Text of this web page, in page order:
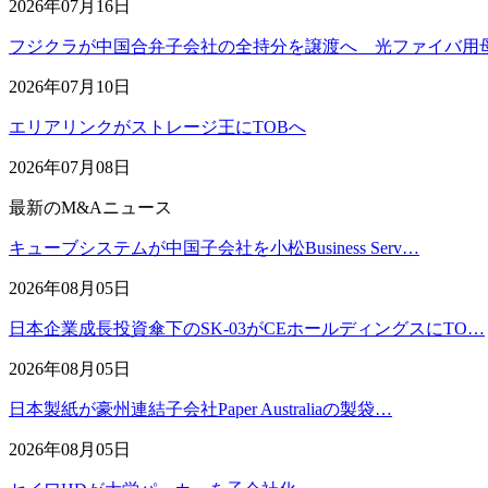
2026年07月16日
フジクラが中国合弁子会社の全持分を譲渡へ 光ファイバ
2026年07月10日
エリアリンクがストレージ王にTOBへ
2026年07月08日
最新のM&Aニュース
キューブシステムが中国子会社を小松Business Serv…
2026年08月05日
日本企業成長投資傘下のSK-03がCEホールディングスにTO…
2026年08月05日
日本製紙が豪州連結子会社Paper Australiaの製袋…
2026年08月05日